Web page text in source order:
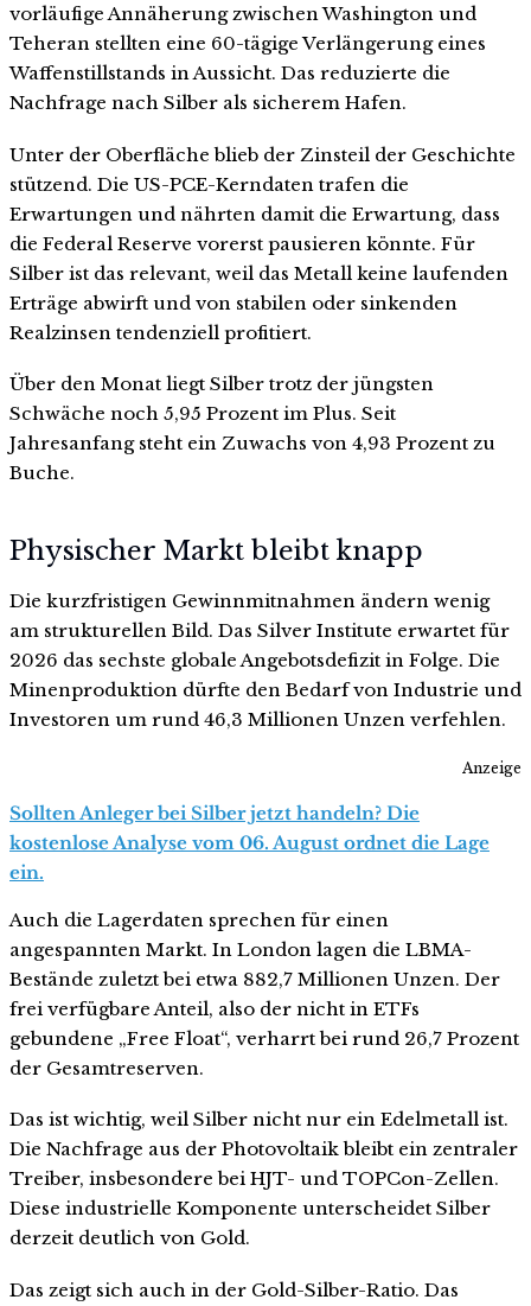
vorläufige Annäherung zwischen Washington und
Teheran stellten eine 60-tägige Verlängerung eines
Waffenstillstands in Aussicht. Das reduzierte die
Nachfrage nach Silber als sicherem Hafen.
Unter der Oberfläche blieb der Zinsteil der Geschichte
stützend. Die US-PCE-Kerndaten trafen die
Erwartungen und nährten damit die Erwartung, dass
die Federal Reserve vorerst pausieren könnte. Für
Silber ist das relevant, weil das Metall keine laufenden
Erträge abwirft und von stabilen oder sinkenden
Realzinsen tendenziell profitiert.
Über den Monat liegt Silber trotz der jüngsten
Schwäche noch 5,95 Prozent im Plus. Seit
Jahresanfang steht ein Zuwachs von 4,93 Prozent zu
Buche.
Physischer Markt bleibt knapp
Die kurzfristigen Gewinnmitnahmen ändern wenig
am strukturellen Bild. Das Silver Institute erwartet für
2026 das sechste globale Angebotsdefizit in Folge. Die
Minenproduktion dürfte den Bedarf von Industrie und
Investoren um rund 46,3 Millionen Unzen verfehlen.
Anzeige
Sollten Anleger bei Silber jetzt handeln? Die
kostenlose Analyse vom 06. August ordnet die Lage
ein.
Auch die Lagerdaten sprechen für einen
angespannten Markt. In London lagen die LBMA-
Bestände zuletzt bei etwa 882,7 Millionen Unzen. Der
frei verfügbare Anteil, also der nicht in ETFs
gebundene „Free Float“, verharrt bei rund 26,7 Prozent
der Gesamtreserven.
Das ist wichtig, weil Silber nicht nur ein Edelmetall ist.
Die Nachfrage aus der Photovoltaik bleibt ein zentraler
Treiber, insbesondere bei HJT- und TOPCon-Zellen.
Diese industrielle Komponente unterscheidet Silber
derzeit deutlich von Gold.
Das zeigt sich auch in der Gold-Silber-Ratio. Das